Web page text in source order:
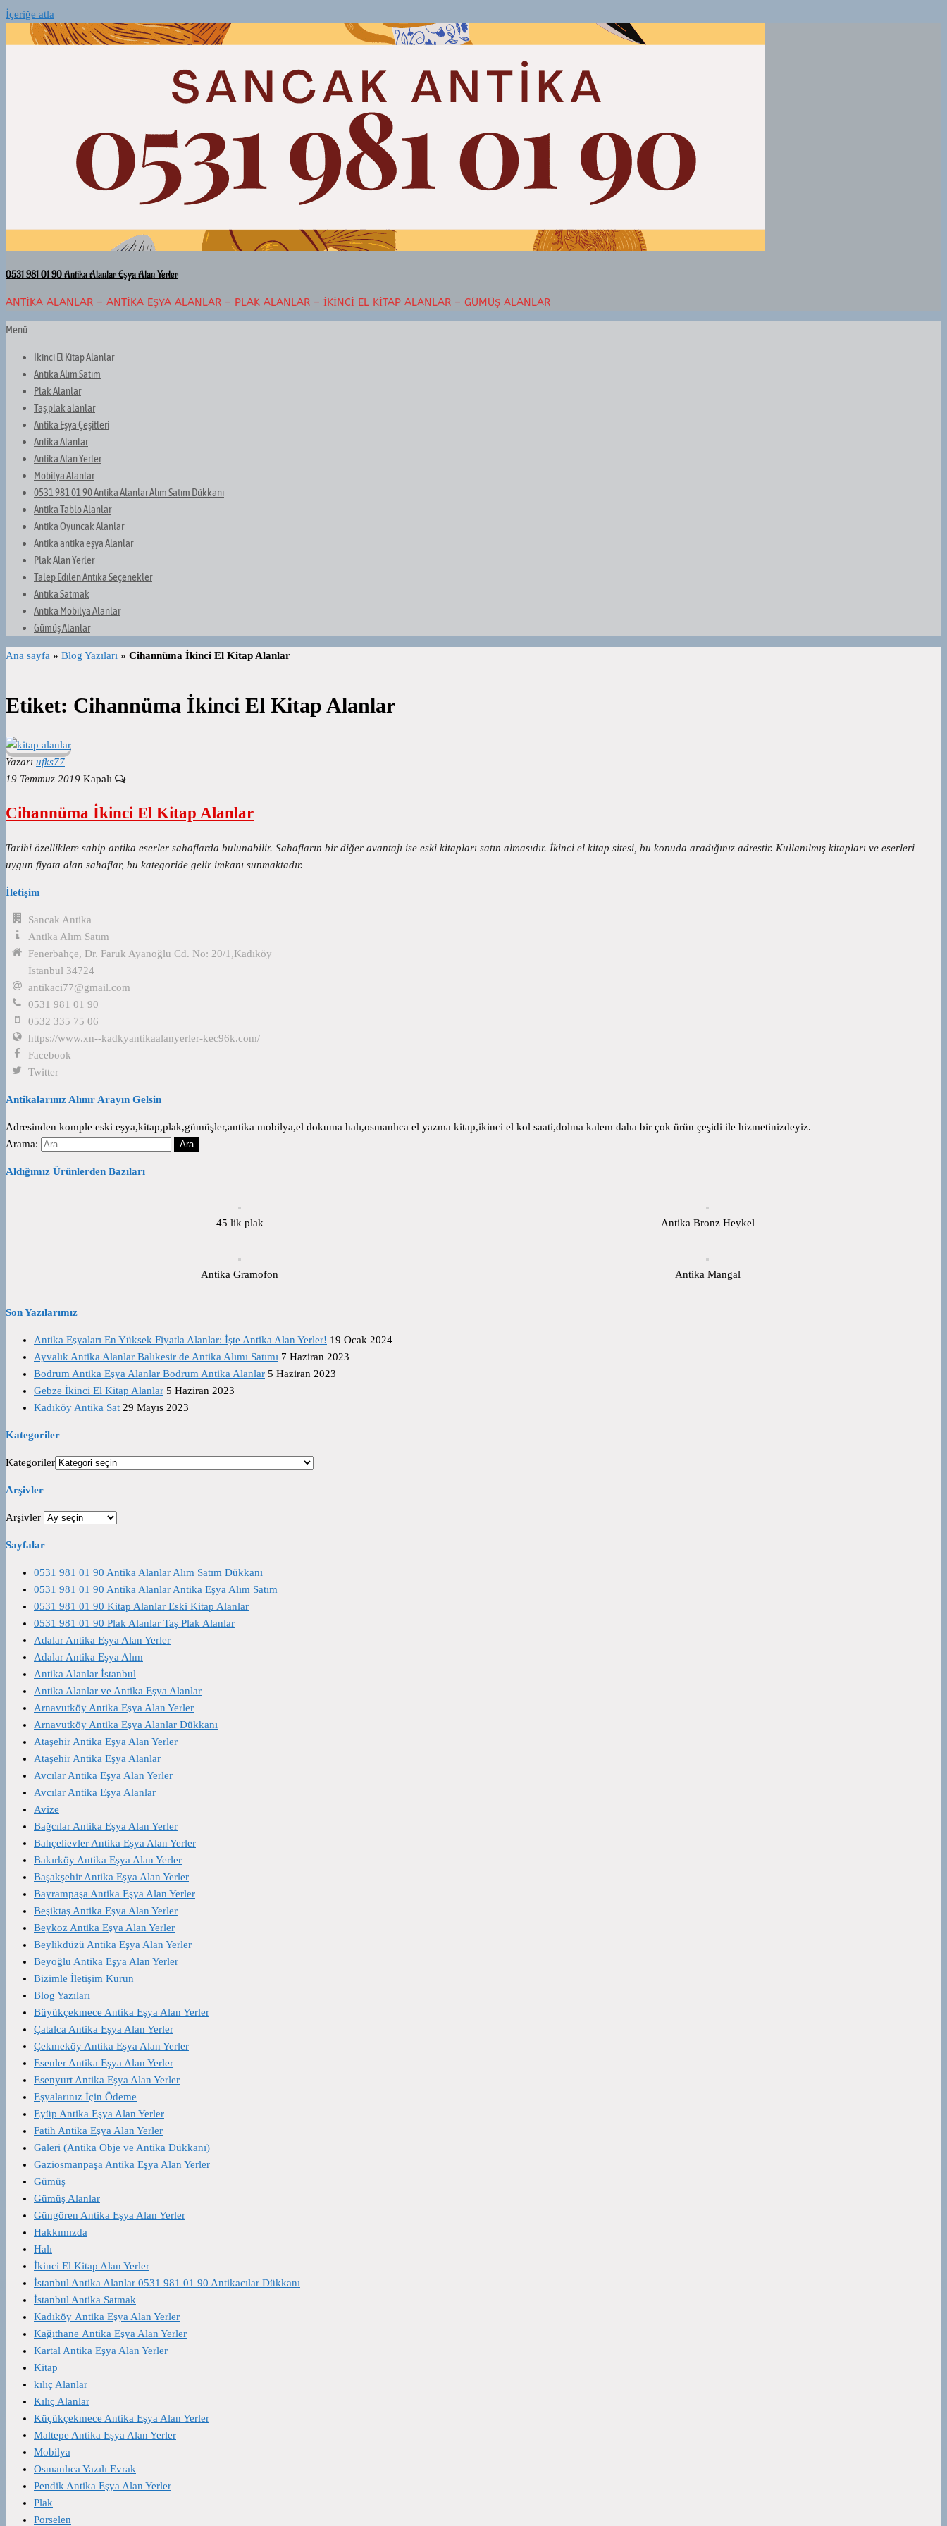
İçeriğe atla
0531 981 01 90 Antika Alanlar Eşya Alan Yerler
ANTIKA ALANLAR – ANTIKA EŞYA ALANLAR – PLAK ALANLAR – İKINCI EL KITAP ALANLAR – GÜMÜŞ ALANLAR
Menü
İkinci El Kitap Alanlar
Antika Alım Satım
Plak Alanlar
Taş plak alanlar
Antika Eşya Çeşitleri
Antika Alanlar
Antika Alan Yerler
Mobilya Alanlar
0531 981 01 90 Antika Alanlar Alım Satım Dükkanı
Antika Tablo Alanlar
Antika Oyuncak Alanlar
Antika antika eşya Alanlar
Plak Alan Yerler
Talep Edilen Antika Seçenekler
Antika Satmak
Antika Mobilya Alanlar
Gümüş Alanlar
Ana sayfa » Blog Yazıları » Cihannüma İkinci El Kitap Alanlar
Etiket: Cihannüma İkinci El Kitap Alanlar
Yazarı ufks77
19 Temmuz 2019 Kapalı
Cihannüma İkinci El Kitap Alanlar
Tarihi özelliklere sahip antika eserler sahaflarda bulunabilir. Sahafların bir diğer avantajı ise eski kitapları satın almasıdır. İkinci el kitap sitesi, bu konuda aradığınız adrestir. Kullanılmış kitapları ve eserleri
uygun fiyata alan sahaflar, bu kategoride gelir imkanı sunmaktadır.
İletişim
Sancak Antika
Antika Alım Satım
Fenerbahçe, Dr. Faruk Ayanoğlu Cd. No: 20/1,Kadıköy
İstanbul 34724
antikaci77@gmail.com
0531 981 01 90
0532 335 75 06
https://www.xn--kadkyantikaalanyerler-kec96k.com/
Facebook
Twitter
Antikalarınız Alınır Arayın Gelsin
Adresinden komple eski eşya,kitap,plak,gümüşler,antika mobilya,el dokuma halı,osmanlıca el yazma kitap,ikinci el kol saati,dolma kalem daha bir çok ürün çeşidi ile hizmetinizdeyiz.
Arama:
Aldığımız Ürünlerden Bazıları
45 lik plak Antika Bronz Heykel
Antika Gramofon Antika Mangal
Son Yazılarımız
Antika Eşyaları En Yüksek Fiyatla Alanlar: İşte Antika Alan Yerler! 19 Ocak 2024
Ayvalık Antika Alanlar Balıkesir de Antika Alımı Satımı 7 Haziran 2023
Bodrum Antika Eşya Alanlar Bodrum Antika Alanlar 5 Haziran 2023
Gebze İkinci El Kitap Alanlar 5 Haziran 2023
Kadıköy Antika Sat 29 Mayıs 2023
Kategoriler
Kategoriler
Arşivler
Arşivler
Sayfalar
0531 981 01 90 Antika Alanlar Alım Satım Dükkanı
0531 981 01 90 Antika Alanlar Antika Eşya Alım Satım
0531 981 01 90 Kitap Alanlar Eski Kitap Alanlar
0531 981 01 90 Plak Alanlar Taş Plak Alanlar
Adalar Antika Eşya Alan Yerler
Adalar Antika Eşya Alım
Antika Alanlar İstanbul
Antika Alanlar ve Antika Eşya Alanlar
Arnavutköy Antika Eşya Alan Yerler
Arnavutköy Antika Eşya Alanlar Dükkanı
Ataşehir Antika Eşya Alan Yerler
Ataşehir Antika Eşya Alanlar
Avcılar Antika Eşya Alan Yerler
Avcılar Antika Eşya Alanlar
Avize
Bağcılar Antika Eşya Alan Yerler
Bahçelievler Antika Eşya Alan Yerler
Bakırköy Antika Eşya Alan Yerler
Başakşehir Antika Eşya Alan Yerler
Bayrampaşa Antika Eşya Alan Yerler
Beşiktaş Antika Eşya Alan Yerler
Beykoz Antika Eşya Alan Yerler
Beylikdüzü Antika Eşya Alan Yerler
Beyoğlu Antika Eşya Alan Yerler
Bizimle İletişim Kurun
Blog Yazıları
Büyükçekmece Antika Eşya Alan Yerler
Çatalca Antika Eşya Alan Yerler
Çekmeköy Antika Eşya Alan Yerler
Esenler Antika Eşya Alan Yerler
Esenyurt Antika Eşya Alan Yerler
Eşyalarınız İçin Ödeme
Eyüp Antika Eşya Alan Yerler
Fatih Antika Eşya Alan Yerler
Galeri (Antika Obje ve Antika Dükkanı)
Gaziosmanpaşa Antika Eşya Alan Yerler
Gümüş
Gümüş Alanlar
Güngören Antika Eşya Alan Yerler
Hakkımızda
Halı
İkinci El Kitap Alan Yerler
İstanbul Antika Alanlar 0531 981 01 90 Antikacılar Dükkanı
İstanbul Antika Satmak
Kadıköy Antika Eşya Alan Yerler
Kağıthane Antika Eşya Alan Yerler
Kartal Antika Eşya Alan Yerler
Kitap
kılıç Alanlar
Kılıç Alanlar
Küçükçekmece Antika Eşya Alan Yerler
Maltepe Antika Eşya Alan Yerler
Mobilya
Osmanlıca Yazılı Evrak
Pendik Antika Eşya Alan Yerler
Plak
Porselen